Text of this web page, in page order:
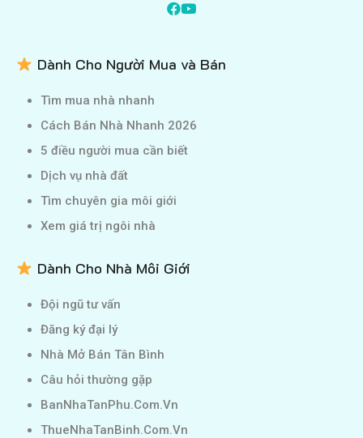
Dành Cho Người Mua và Bán
Tìm mua nhà nhanh
Cách Bán Nhà Nhanh 2026
5 điều người mua cần biết
Dịch vụ nhà đất
Tìm chuyên gia môi giới
Xem giá trị ngôi nhà
Dành Cho Nhà Môi Giới
Đội ngũ tư vấn
Đăng ký đại lý
Nhà Mở Bán Tân Bình
Câu hỏi thường gặp
BanNhaTanPhu.Com.Vn
ThueNhaTanBinh.Com.Vn